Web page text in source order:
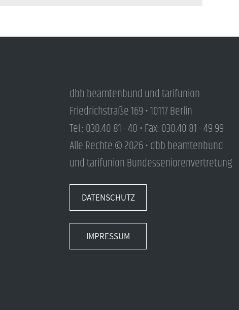
dbb beamtenbund und tarifunion
Friedrichstraße 169 • 10117 Berlin
Tel.: 030.40 81 - 40 • Fax: 030.40 81 - 49 99
Alle Rechte © 2026 • dbb beamtenbund
und tarifunion Bundesseniorenvertretung
DATENSCHUTZ
IMPRESSUM